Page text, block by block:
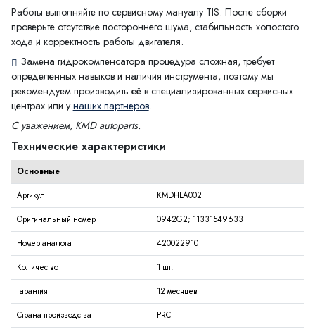
Работы выполняйте по сервисному мануалу TIS. После сборки
проверьте отсутствие постороннего шума, стабильность холостого
хода и корректность работы двигателя.
Замена гидрокомпенсатора процедура сложная, требует
определенных навыков и наличия инструмента, поэтому мы
рекомендуем производить её в специализированных сервисных
центрах или унаших партнеров.
С уважением, KMD autoparts.
Технические характеристики
Основные
Артикул KMDHLA002
Оригинальный номер 0942G2; 11331549633
Номер аналога 420022910
Количество 1 шт.
Гарантия 12 месяцев
Страна производства PRC